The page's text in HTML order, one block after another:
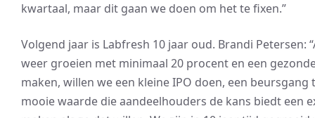
kwartaal, maar dit gaan we doen om het te fixen.”
Volgend jaar is Labfresh 10 jaar oud. Brandi Petersen:
weer groeien met minimaal 20 procent en een
maken, willen we een kleine IPO doen, een beursgang
mooie waarde die aandeelhouders de kans biedt een